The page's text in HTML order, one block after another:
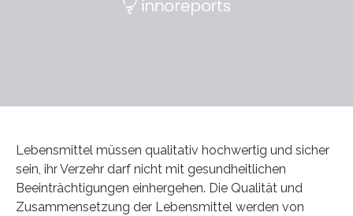
Lebensmittel müssen qualitativ hochwertig und sicher
sein, ihr Verzehr darf nicht mit gesundheitlichen
Beeinträchtigungen einhergehen. Die Qualität und
Zusammensetzung der Lebensmittel werden von